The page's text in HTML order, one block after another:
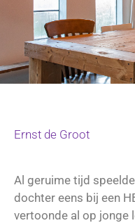
Ernst de Groot
Al geruime tijd
dochter eens bij een
vertoonde al op jonge